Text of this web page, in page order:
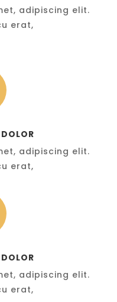
adipiscing elit.
erat,
adipiscing elit.
erat,
adipiscing elit.
erat,